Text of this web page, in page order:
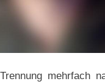
mehrfach